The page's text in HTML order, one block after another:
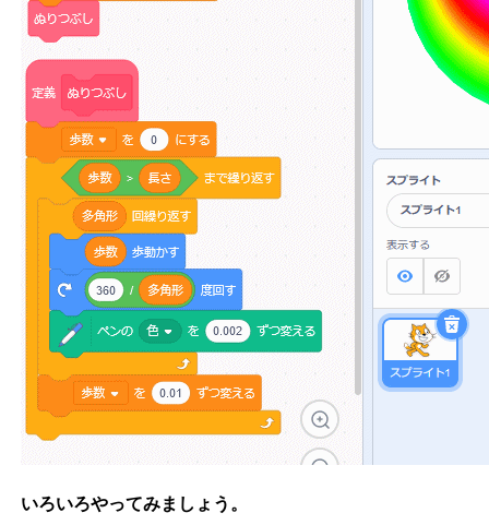
いろいろやってみましょう。